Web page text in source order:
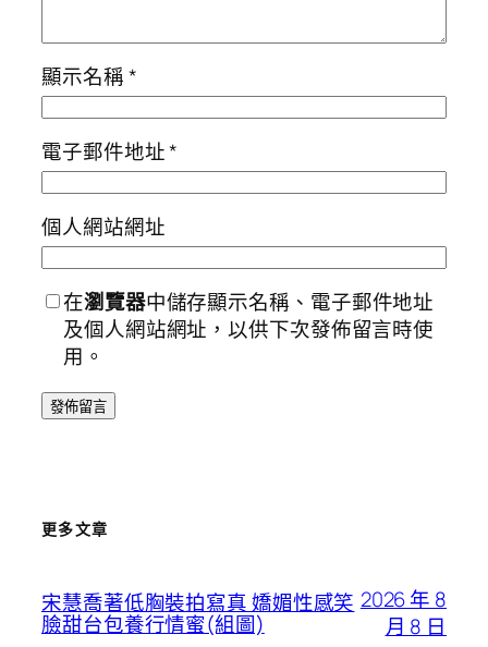
顯示名稱*
電子郵件地址*
個人網站網址
在瀏覽器中儲存顯示名稱、電子郵件地址
及個人網站網址，以供下次發佈留言時使
用。
更多文章
宋慧喬著低胸裝拍寫真 嬌媚性感笑
臉甜台包養行情蜜(組圖)
2026 年 8
月 8 日